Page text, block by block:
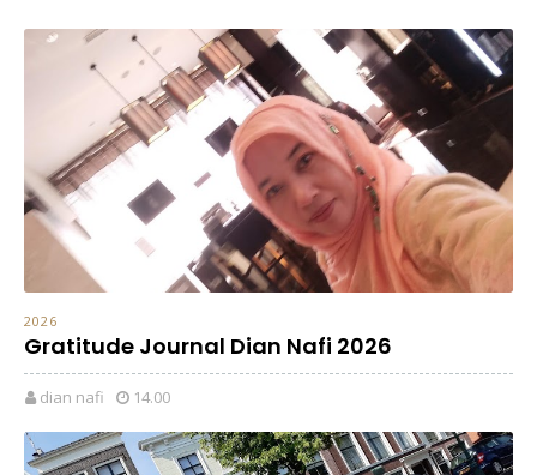
2026
Gratitude Journal Dian Nafi 2026
dian nafi 14.00